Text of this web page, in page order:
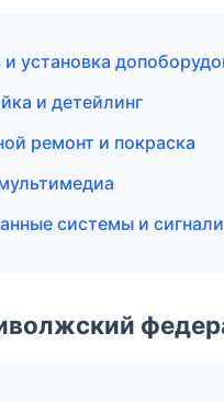
установка
и детейлинг
ремонт и покраска
системы и